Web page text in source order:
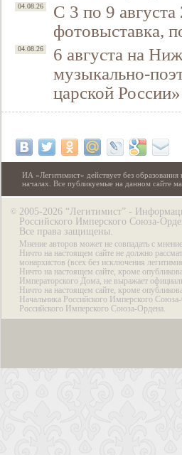
04.08.26
С 3 по 9
фотовыставка,
04.08.26
6 августа на
музыкально-
царской России»
ИА «Легитимист» действует без образования
началах. Все публикуемые на данном сайте
© 2005-2026 “Легитимист” -
Российского Имперского Союза-
Все права защищены.
Мнение авторов может не совпадать с
Ничто на настоящем сайте не должно
монархистов (всех без исключения
Ничто на настоящем сайте, кроме
Императорского Дома, не выражает
Ничто на настоящем сайте, кроме
Начальника Российского Имперского
Российского Имперского Союза-Ордена.